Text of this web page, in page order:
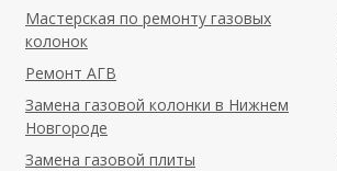
Мастерская по ремонту газовых
колонок
Ремонт АГВ
Замена газовой колонки в Нижнем
Новгороде
Замена газовой плиты